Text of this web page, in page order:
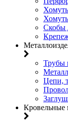
Скобы
Трубы
Цепи,
Кровельные